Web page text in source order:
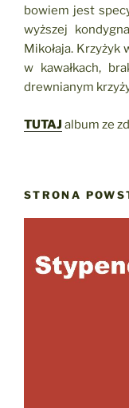
bowiem jest
wyższej
Mikołaja. Krzyżyk
w kawałkach,
drewnianym
TUTAJ album ze
STRONA